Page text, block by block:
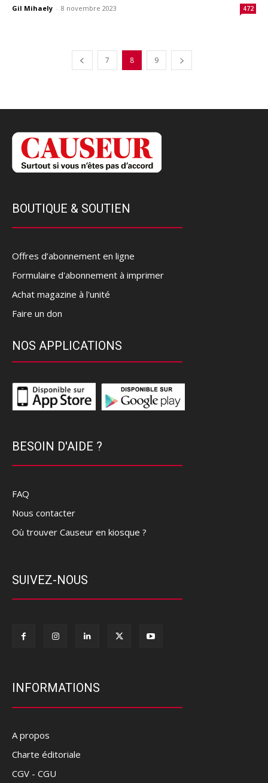
Gil Mihaely - 8 novembre 2023 472
7 8 9
BOUTIQUE & SOUTIEN
Offres d’abonnement en ligne
Formulaire d'abonnement à imprimer
Achat magazine à l'unité
Faire un don
NOS APPLICATIONS
BESOIN D'AIDE ?
FAQ
Nous contacter
Où trouver Causeur en kiosque ?
SUIVEZ-NOUS
INFORMATIONS
A propos
Charte éditoriale
CGV - CGU